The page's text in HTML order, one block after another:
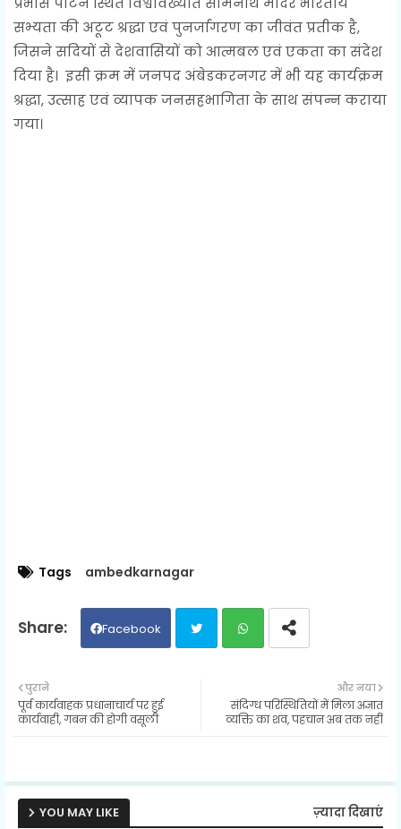
सभ्यता की अटूट श्रद्धा एवं पुनर्जागरण का जीवंत प्रतीक है,
जिसने सदियों से देशवासियों को आत्मबल एवं एकता का संदेश
दिया है। इसी क्रम में जनपद अंबेडकरनगर में भी यह कार्यक्रम
श्रद्धा, उत्साह एवं व्यापक जनसहभागिता के साथ संपन्न कराया
गया।
Tags ambedkarnagar
Facebook
ats
p
और नया
संदिग्ध परिस्थितियों में मिला अज्ञात
व्यक्ति का शव, पहचान अब तक नहीं
पुराने
पूर्व कार्यवाहक प्रधानाचार्य पर हुई
कार्यवाही, गबन की होगी वसूली
YOU MAY LIKE ज़्यादा दिखाएं